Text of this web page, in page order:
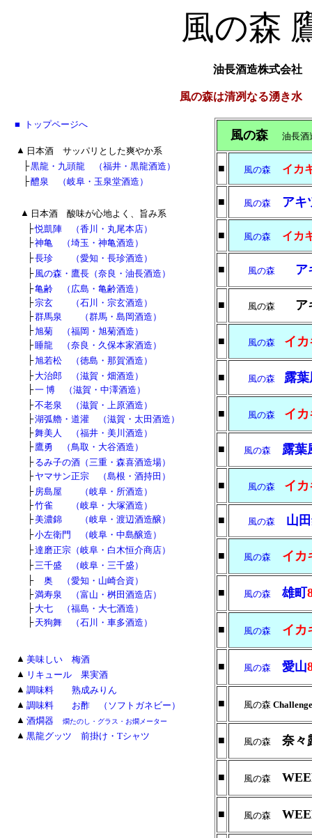
風の森
油長酒造株式
風の森は清冽なる湧き
■ トップページへ
▲ 日本酒 サッパリとした爽やか系
├黒龍・九頭龍 （福井・黒龍酒造）
├醴泉 （岐阜・玉泉堂酒造）
▲ 日本酒 酸味が心地よく、旨み系
├悦凱陣 （香川・丸尾本店）
├神亀 （埼玉・神亀酒造）
├長珍 （愛知・長珍酒造）
├ 風の森・鷹長（奈良・油長酒造）
├亀齢 （広島・亀齢酒造）
├宗玄 （石川・宗玄酒造）
├群馬泉 （群馬・島岡酒造）
├旭菊 （福岡・旭菊酒造）
├ 睡龍 （奈良・久保本家酒造）
├旭若松 （徳島・那賀酒造）
├ 大治郎 （滋賀・畑酒造）
├一 博 （滋賀・中澤酒造）
├不老泉 （滋賀・上原酒造）
├湖弧艪・道灌 （滋賀・太田酒造）
├舞美人 （福井・美川酒造）
├ 鷹勇 （鳥取・大谷酒造）
├ るみ子の酒（三重・森喜酒造場）
├ ヤマサン正宗 （島根・酒持田）
├ 房島屋 （岐阜・所酒造）
├竹雀 （岐阜・大塚酒造）
├美濃錦 （岐阜・渡辺酒造醸）
├小左衛門 （岐阜・中島醸造）
├達磨正宗（岐阜・白木恒介商店）
├三千盛 （岐阜・三千盛）
├
奥 （愛知・山崎合資）
├満寿泉 （富山・桝田酒造店）
├ 大七 （福島・大七酒造）
├ 天狗舞 （石川・車多酒造）
▲ 美味しい 梅酒
▲ リキュール 果実酒
▲ 調味料 熟成みりん
▲ 調味料 お酢 （ソフトガネビー）
▲ 酒燗器 燗たのし・グラス・お燗メーター
▲ 黒龍グッツ 前掛け・Tシャツ
風の森 油長
■ 風の森 イカ
■ 風の森 アキ
■ 風の森 イカ
■ 風の森 ア
■ 風の森 ア
■ 風の森 イ
■ 風の森 露葉
■ 風の森 イ
■ 風の森 露葉
■ 風の森 イ
■ 風の森 山
■ 風の森 イカ
■ 風の森雄町
■ 風の森 イカ
■ 風の森 愛山
■ 風の森
■ 風の森 奈々
■ 風の森
■ 風の森